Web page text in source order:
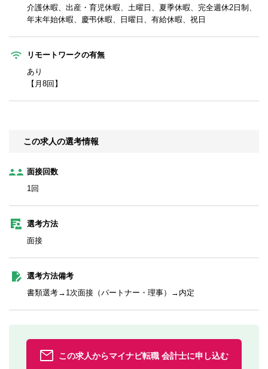
介護休暇、出産・育児休暇、土曜日、夏季休暇、完全週休2日制、
年末年始休暇、慶弔休暇、日曜日、有給休暇、祝日
リモートワークの有無
あり
【月8回】
この求人の選考情報
面接回数
1回
選考方法
面接
選考方法備考
書類選考→1次面接（パートナー・理事）→内定
この求人からマイナビ転職 会計士に申し込む